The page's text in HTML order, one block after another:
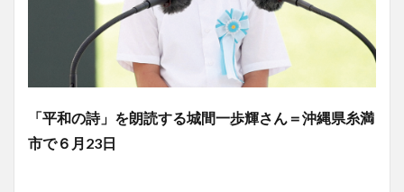
「平和の詩」を朗読する城間一歩輝さん＝沖縄県糸満
市で６月23日